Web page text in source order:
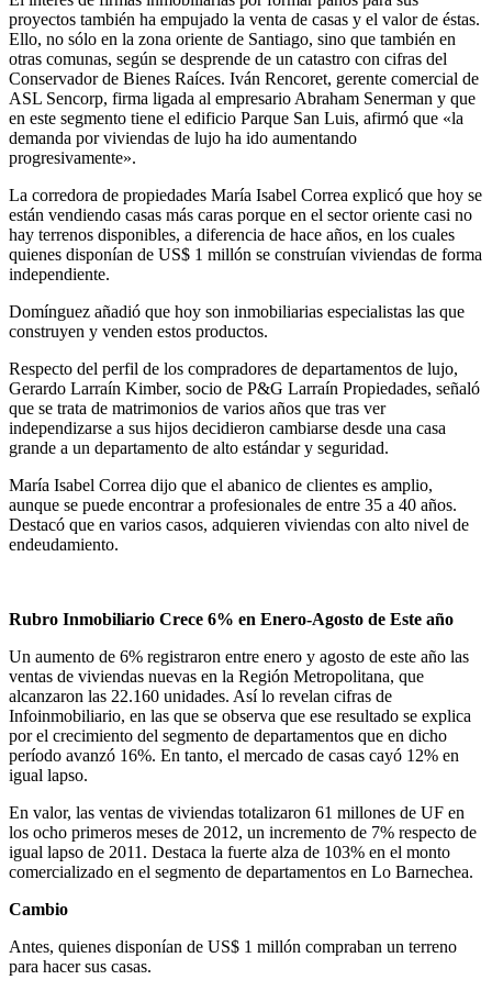
proyectos también ha empujado la venta de casas y el valor de éstas.
Ello, no sólo en la zona oriente de Santiago, sino que también en
otras comunas, según se desprende de un catastro con cifras del
Conservador de Bienes Raíces. Iván Rencoret, gerente comercial de
ASL Sencorp, firma ligada al empresario Abraham Senerman y que
en este segmento tiene el edificio Parque San Luis, afirmó que «la
demanda por viviendas de lujo ha ido aumentando
progresivamente».
La corredora de propiedades María Isabel Correa explicó que hoy se
están vendiendo casas más caras porque en el sector oriente casi no
hay terrenos disponibles, a diferencia de hace años, en los cuales
quienes disponían de US$ 1 millón se construían viviendas de forma
independiente.
Domínguez añadió que hoy son inmobiliarias especialistas las que
construyen y venden estos productos.
Respecto del perfil de los compradores de departamentos de lujo,
Gerardo Larraín Kimber, socio de P&G Larraín Propiedades, señaló
que se trata de matrimonios de varios años que tras ver
independizarse a sus hijos decidieron cambiarse desde una casa
grande a un departamento de alto estándar y seguridad.
María Isabel Correa dijo que el abanico de clientes es amplio,
aunque se puede encontrar a profesionales de entre 35 a 40 años.
Destacó que en varios casos, adquieren viviendas con alto nivel de
endeudamiento.
Rubro Inmobiliario Crece 6% en Enero-Agosto de Este año
Un aumento de 6% registraron entre enero y agosto de este año las
ventas de viviendas nuevas en la Región Metropolitana, que
alcanzaron las 22.160 unidades. Así lo revelan cifras de
Infoinmobiliario, en las que se observa que ese resultado se explica
por el crecimiento del segmento de departamentos que en dicho
período avanzó 16%. En tanto, el mercado de casas cayó 12% en
igual lapso.
En valor, las ventas de viviendas totalizaron 61 millones de UF en
los ocho primeros meses de 2012, un incremento de 7% respecto de
igual lapso de 2011. Destaca la fuerte alza de 103% en el monto
comercializado en el segmento de departamentos en Lo Barnechea.
Cambio
Antes, quienes disponían de US$ 1 millón compraban un terreno
para hacer sus casas.